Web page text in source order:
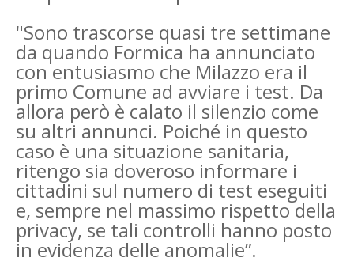
"Sono trascorse quasi tre settimane
da quando Formica ha annunciato
con entusiasmo che Milazzo era il
primo Comune ad avviare i test. Da
allora però è calato il silenzio come
su altri annunci. Poiché in questo
caso è una situazione sanitaria,
ritengo sia doveroso informare i
cittadini sul numero di test eseguiti
e, sempre nel massimo rispetto della
privacy, se tali controlli hanno posto
in evidenza delle anomalie”.